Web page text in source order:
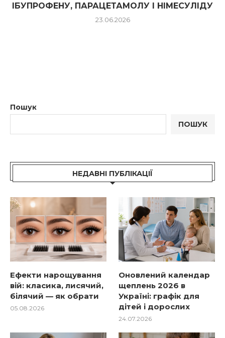
ІБУПРОФЕНУ, ПАРАЦЕТАМОЛУ І НІМЕСУЛІДУ
23.06.2026
Пошук
ПОШУК
НЕДАВНІ ПУБЛІКАЦІЇ
Ефекти нарощування
вій: класика, лисячий,
білячий — як обрати
05.08.2026
Оновлений календар
щеплень 2026 в
Україні: графік для
дітей і дорослих
24.07.2026